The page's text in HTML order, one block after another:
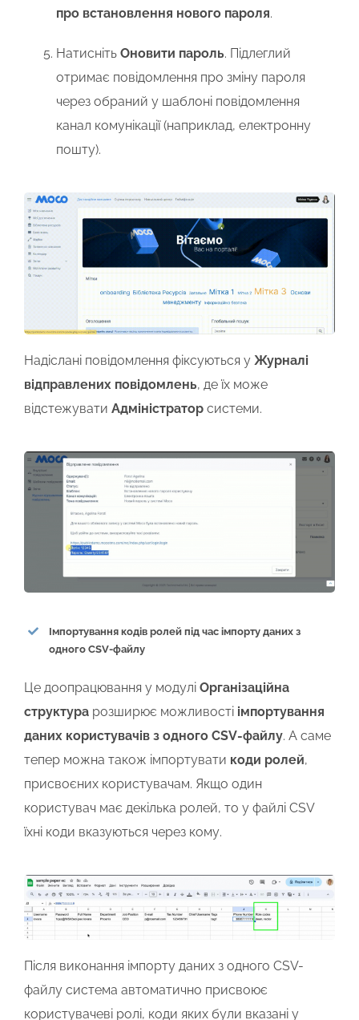
про встановлення нового пароля.
Натисніть Оновити пароль. Підлеглий
отримає повідомлення про зміну пароля
через обраний у шаблоні повідомлення
канал комунікації (наприклад, електронну
пошту).
Надіслані повідомлення фіксуються у Журналі
відправлених повідомлень, де їх може
відстежувати Адміністратор системи.
Імпортування кодів ролей під час імпорту даних з
одного CSV-файлу
Це доопрацювання у модулі Організаційна
структура розширює можливості імпортування
даних користувачів з одного CSV-файлу. А саме
тепер можна також імпортувати коди ролей,
присвоєних користувачам. Якщо один
користувач має декілька ролей, то у файлі CSV
їхні коди вказуються через кому.
Після виконання імпорту даних з одного CSV-
файлу система автоматично присвоює
користувачеві ролі, коди яких були вказані у